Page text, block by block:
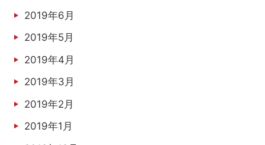
2019年6月
2019年5月
2019年4月
2019年3月
2019年2月
2019年1月